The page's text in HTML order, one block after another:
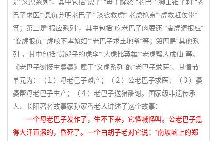
是“义虎系列”，其中包括“虎子”“母子解怨”“老巴子脚上锥了刺”“老
巴子求医”“恩仇分明老巴子”“漆农救虎”“老虎抢亲”“虎救赶仗佬”
等；第三是“报应系列”，其中包括“吃老巴子肉要还”“害虎遭报应”
“变虎报仇”“虎咬不孝媳妇”“老巴子求土地爷”等；第四是“其他系
列”，其中包括“货郎子的虎伞”“人虎比英雄”“老虎帮人成仙”等。
《老巴子谢接生婆婆》属于“义虎系列”的“老巴子求医”，其情节
单元为：（１）母老巴子难产；（２）公老巴子求医；（３）婆
婆帮母老巴子生产；（４）老巴子送猪酬谢。国家级非遗传承
人、长阳著名故事家孙家香老人讲述了这个故事：
一个母老巴子发作了，生不下来，它怪喊怪叫。公老巴子急
得大汗直滚的，昏死了。一个白胡子老对它说：“南坡垴上的郑